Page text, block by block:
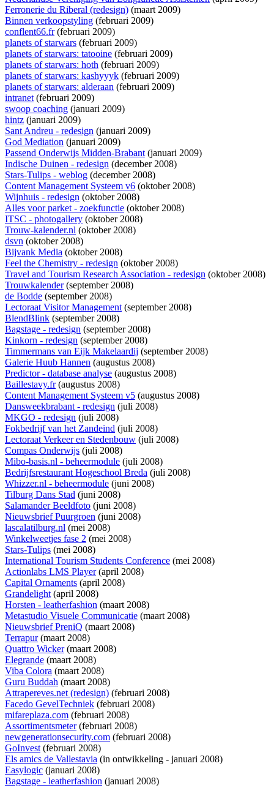
Ferronerie du Riberal (redesign) (maart 2009)
Binnen verkoopstyling (februari 2009)
conflent66.fr(februari 2009)
planets of starwars (februari 2009)
planets of starwars: tatooine (februari 2009)
planets of starwars: hoth (februari 2009)
planets of starwars: kashyyyk (februari 2009)
planets of starwars: alderaan (februari 2009)
intranet(februari 2009)
swoop coaching (januari 2009)
hintz (januari 2009)
Sant Andreu - redesign (januari 2009)
God Mediation (januari 2009)
Passend Onderwijs Midden-Brabant(januari 2009)
Indische Duinen - redesign (december 2008)
Stars-Tulips - weblog (december 2008)
Content Management Systeem v6 (oktober 2008)
Wijnhuis - redesign (oktober 2008)
Alles voor parket - zoekfunctie (oktober 2008)
ITSC - photogallery (oktober 2008)
Trouw-kalender.nl (oktober 2008)
dsvn (oktober 2008)
Bijvank Media (oktober 2008)
Feel the Chemistry - redesign (oktober 2008)
Travel and Tourism Research Association - redesign (oktober 2008)
Trouwkalender(september 2008)
de Bodde (september 2008)
Lectoraat Visitor Management(september 2008)
BlendBlink (september 2008)
Bagstage - redesign (september 2008)
Kinkorn - redesign (september 2008)
Timmermans van Eijk Makelaardij (september 2008)
Galerie Huub Hannen (augustus 2008)
Predictor - database analyse (augustus 2008)
Baillestavy.fr(augustus 2008)
Content Management Systeem v5 (augustus 2008)
Dansweekbrabant - redesign (juli 2008)
MKGO - redesign (juli 2008)
Fokbedrijf van het Zandeind (juli 2008)
Lectoraat Verkeer en Stedenbouw (juli 2008)
Compas Onderwijs (juli 2008)
Mibo-basis.nl - beheermodule (juli 2008)
Bedrijfsrestaurant Hogeschool Breda (juli 2008)
Whizzer.nl - beheermodule (juni 2008)
Tilburg Dans Stad (juni 2008)
Salamander Beeldfoto (juni 2008)
Nieuwsbrief Puurgroen (juni 2008)
lascalatilburg.nl (mei 2008)
Winkelweetjes fase 2 (mei 2008)
Stars-Tulips (mei 2008)
International Tourism Students Conference (mei 2008)
Actionlabs LMS Player(april 2008)
Capital Ornaments (april 2008)
Grandelight(april 2008)
Horsten - leatherfashion (maart 2008)
Metastudio Visuele Communicatie (maart 2008)
Nieuwsbrief PreniQ (maart 2008)
Terrapur(maart 2008)
Quattro Wicker(maart 2008)
Elegrande (maart 2008)
Viba Colora (maart 2008)
Guru Buddah (maart 2008)
Attrapereves.net (redesign) (februari 2008)
Facedo GevelTechniek (februari 2008)
mifareplaza.com (februari 2008)
Assortimentsmeter(februari 2008)
newgenerationsecurity.com (februari 2008)
GoInvest(februari 2008)
Els amics de Vallestavia (in ontwikkeling - januari 2008)
Easylogic (januari 2008)
Bagstage - leatherfashion (januari 2008)